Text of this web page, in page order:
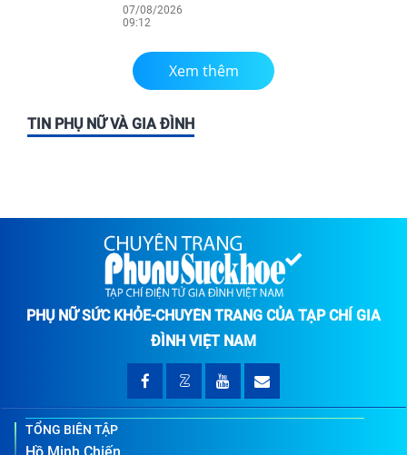
07/08/2026
09:12
Xem thêm
TIN PHỤ NỮ VÀ GIA ĐÌNH
PHỤ NỮ SỨC KHỎE-CHUYÊN TRANG CỦA TẠP CHÍ GIA
ĐÌNH VIỆT NAM
TỔNG BIÊN TẬP